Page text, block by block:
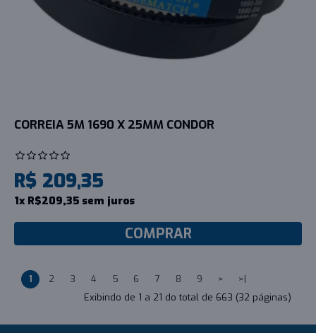
CORREIA 5M 1690 X 25MM CONDOR
R$ 209,35
1x R$209,35 sem juros
COMPRAR
1 2 3 4 5 6 7 8 9 >
>|
Exibindo de 1 a 21 do total de 663 (32 páginas)